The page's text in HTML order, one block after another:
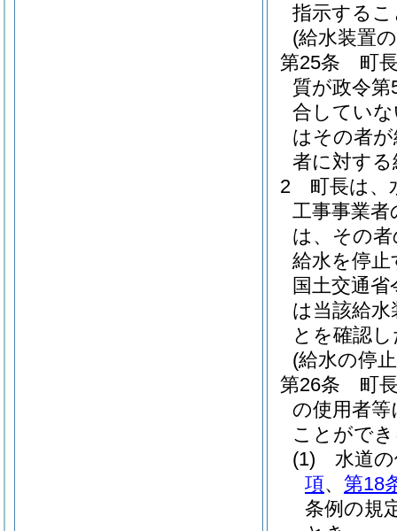
指示する
(給水装置
第25条
町
質が政令
合してい
はその者
者に対す
2
町長は、
工事事業
は、その
給水を停
国土交通
は当該給
とを確認
(給水の停
第26条
町
の使用者
ことがで
(1)
水道
項、 第18
条例の規